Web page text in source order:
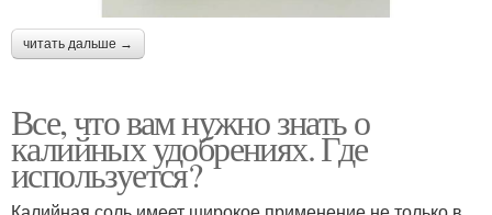
читать дальше →
Все, что вам нужно знать о
калийных удобрениях. Где
используется?